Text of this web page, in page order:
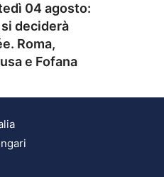
04 agosto:
deciderà
Roma,
e Fofana